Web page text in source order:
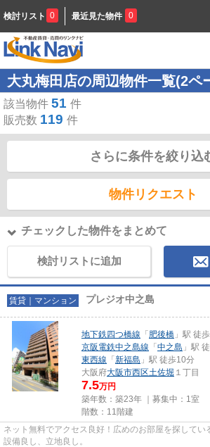
検討リスト 0 最近見た物件 0
大丸梅田店の周辺物件一覧(2ペ
該当物件 51 件
販売数 119 件
さらに条件を絞り込
物件リクエスト
チェックした物件をまとめて
検討リストに追加
賃貸｜マンション プレジオ中之島
地下鉄四つ橋線 「 肥後橋 」駅 徒
京阪電鉄中之島線 「 中之島 」駅
東西線 「 新福島 」駅 徒歩10分
大阪府大阪市西区土佐堀 １丁目
7.5万円
築年数：築23年 ｜募集中： 1室
階数：11階建
ネット無料でアクセス良好！広めのお部屋を探してい
設備良し、立地良し。